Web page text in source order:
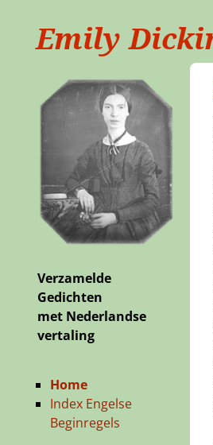
Emily
Verzamelde
Gedichten
met Nederlandse
vertaling
Home
Index Engelse
Beginregels